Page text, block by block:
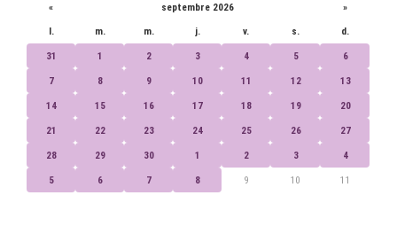
« septembre 2026 »
l. m. m. j. v. s. d.
31 1 2 3 4 5 6
7 8 9 10 11 12 13
14 15 16 17 18 19 20
21 22 23 24 25 26 27
28 29 30 1 2 3 4
5 6 7 8 9 10 11